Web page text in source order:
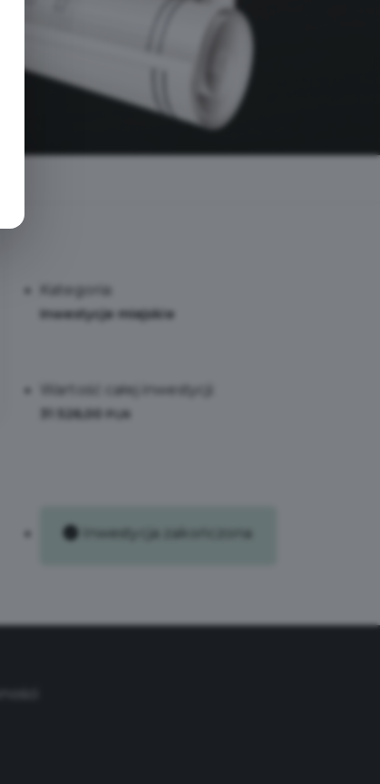
Kategoria:
Inwestycje miejskie
Wartość całej inwestycji:
31 526,00
Inwestycja zakończona